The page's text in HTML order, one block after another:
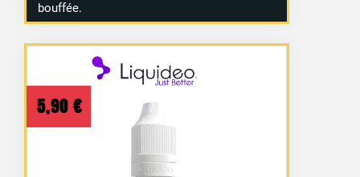
bouffée.
5,90 €